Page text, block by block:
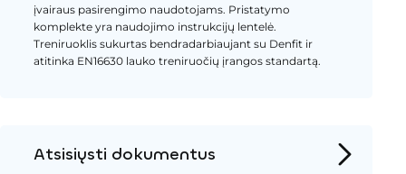
įvairaus pasirengimo naudotojams. Pristatymo
komplekte yra naudojimo instrukcijų lentelė.
Treniruoklis sukurtas bendradarbiaujant su Denfit ir
atitinka EN16630 lauko treniruočių įrangos standartą.
Atsisiųsti dokumentus